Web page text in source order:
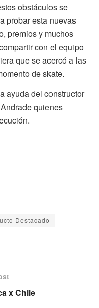
obstáculos se
probar esta nuevas
premios y muchos
con el equipo
que se acercó a las
de skate.
ayuda del constructor
quienes
Destacado
x Chile